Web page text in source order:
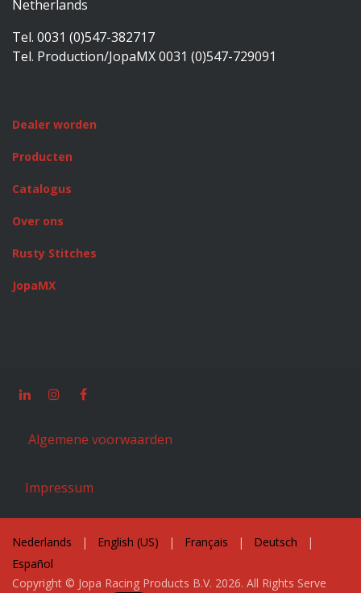
Netherlands
Tel. 0031 (0)547-382717
Tel. Production/JopaMX 0031 (0)547-729091
Dealer worden
Producten
Catalogus
Over ons
Rusty Stitches
JopaMX
Algemene voorwaarden
Impressum
Copyright © Jopa Racing Products B.V. 2026. All Rights Serve
Nederlands | English (US) | Français | Deutsch
|
Español